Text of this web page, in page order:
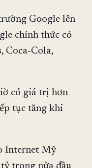
Google lên
chính thức có
Coca-Cola,
có giá trị hơn
tục tăng khi
Internet Mỹ
trong nửa đầu